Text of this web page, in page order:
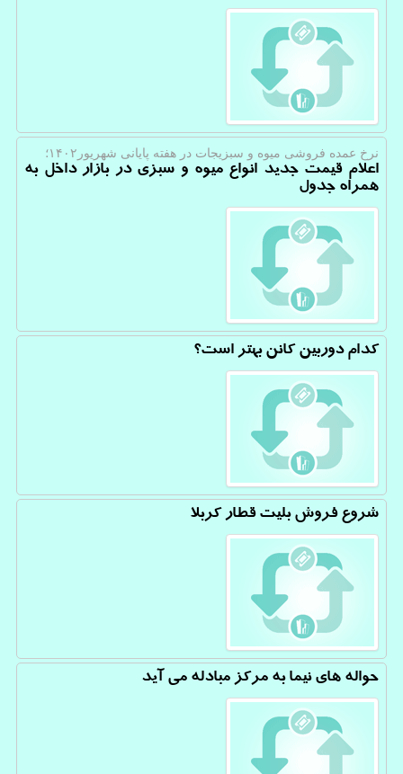
نرخ عمده فروشی میوه و سبزیجات در هفته پایانی شهریور۱۴۰۲؛
اعلام قیمت جدید انواع میوه و سبزی در بازار داخل به
همراه جدول
کدام دوربین کانن بهتر است؟
شروع فروش بلیت قطار کربلا
حواله های نیما به مرکز مبادله می آید